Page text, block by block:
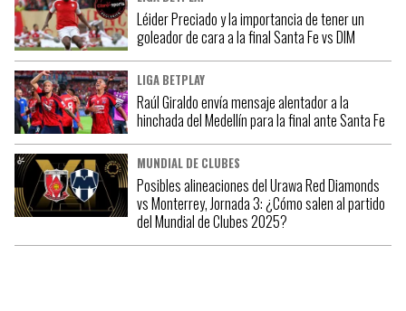
Léider Preciado y la importancia de tener un
goleador de cara a la final Santa Fe vs DIM
LIGA BETPLAY
Raúl Giraldo envía mensaje alentador a la
hinchada del Medellín para la final ante Santa Fe
MUNDIAL DE CLUBES
Posibles alineaciones del Urawa Red Diamonds
vs Monterrey, Jornada 3: ¿Cómo salen al partido
del Mundial de Clubes 2025?